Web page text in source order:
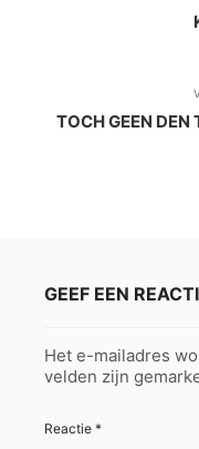
TOCH GEEN DEN
GEEF EEN
Het e-mailadres
velden zijn
Reactie *